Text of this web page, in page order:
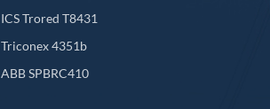
ICS Trored T8431
Triconex 4351b
ABB SPBRC410